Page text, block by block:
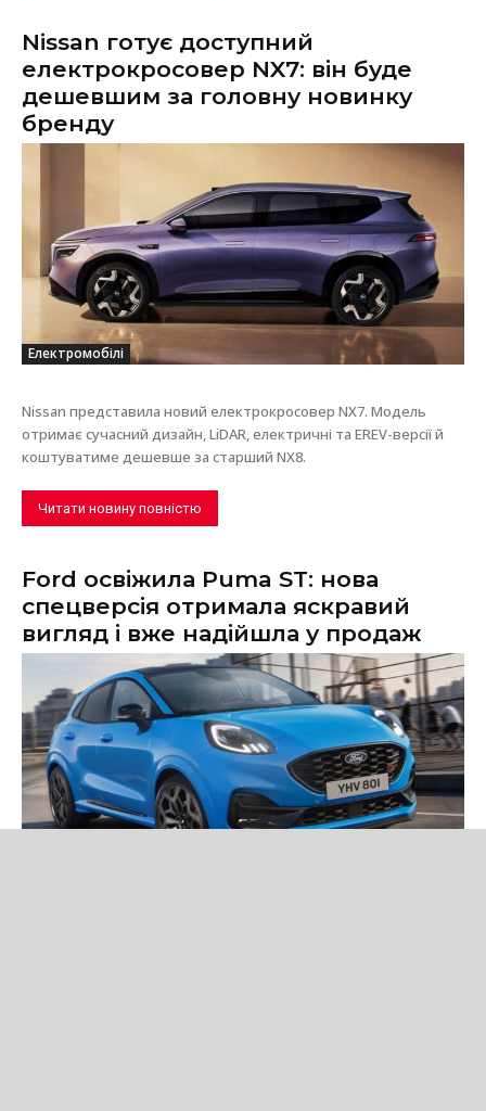
Nissan готує доступний
електрокросовер NX7: він буде
дешевшим за головну новинку
бренду
Електромобілі
Nissan представила новий електрокросовер NX7. Модель
отримає сучасний дизайн, LiDAR, електричні та EREV-версії й
коштуватиме дешевше за старший NX8.
Читати новину повністю
Ford освіжила Puma ST: нова
спецверсія отримала яскравий
вигляд і вже надійшла у продаж